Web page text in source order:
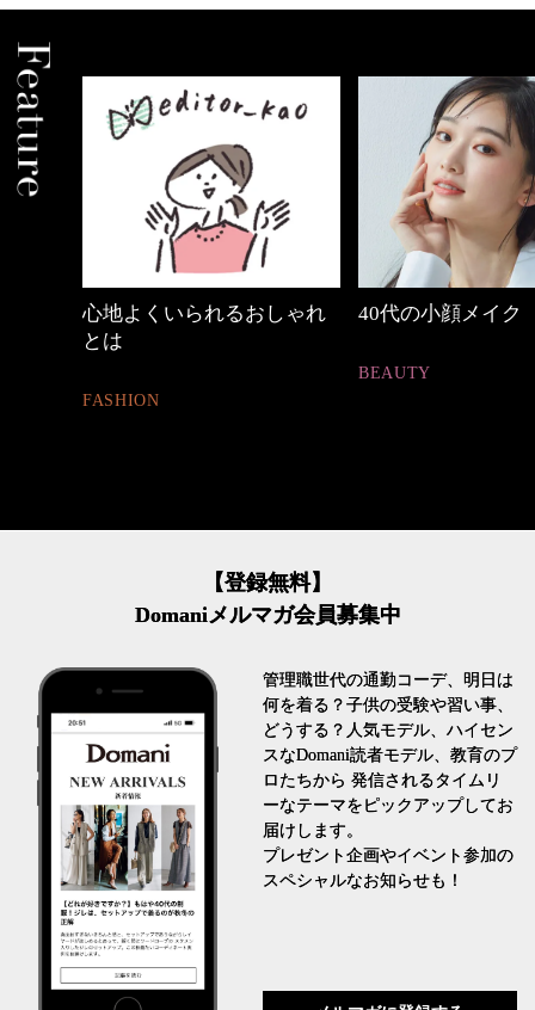
心地よくいられるおしゃれ
とは
FASHION
40代の小顔メイク
BEAUTY
【登録無料】
Domaniメルマガ会員募集中
管理職世代の通勤コーデ、明日は
何を着る？子供の受験や習い事、
どうする？人気モデル、ハイセン
スなDomani読者モデル、教育のプ
ロたちから 発信されるタイムリ
ーなテーマをピックアップしてお
届けします。
プレゼント企画やイベント参加の
スペシャルなお知らせも！